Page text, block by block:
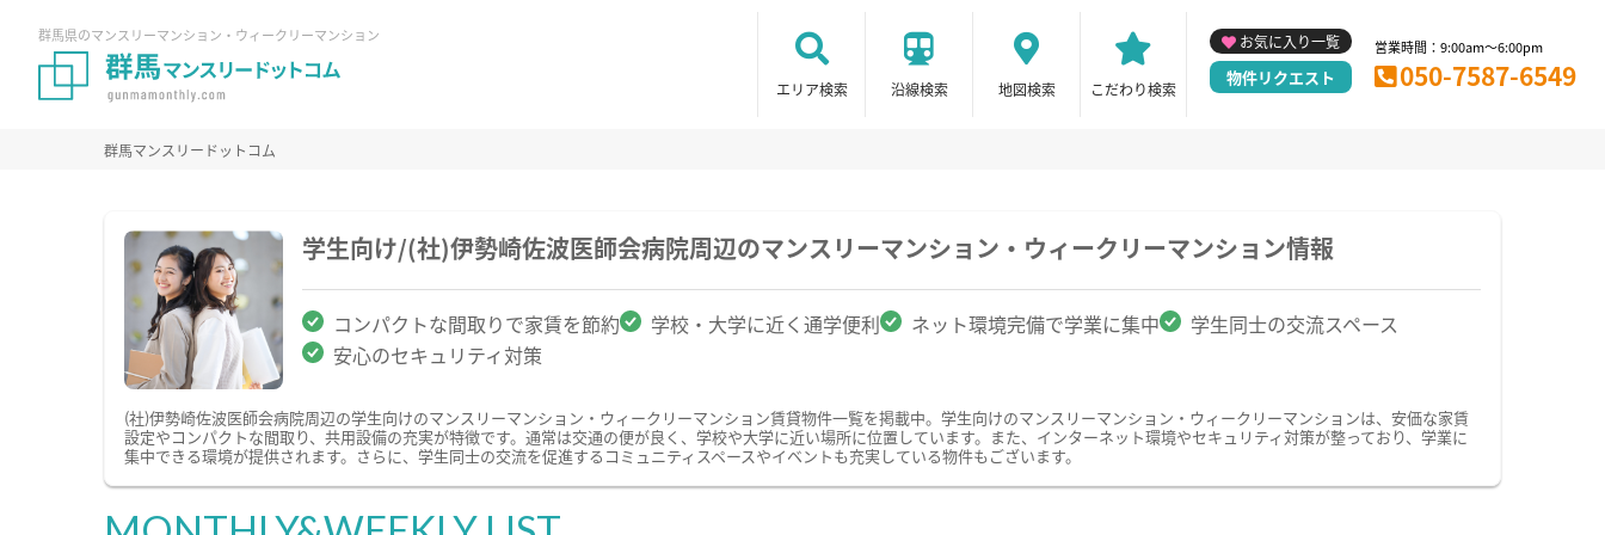
群馬県のマンスリーマンション・ウィークリーマンション
エリア検索 沿線検索 地図検索 こだわり検索
お気に入り一覧
物件リクエスト
営業時間：9:00am～6:00pm
050-7587-6549
群馬マンスリードットコム
学生向け/(社)伊勢崎佐波医師会病院周辺のマンスリーマンション・ウィークリーマンション情報
コンパクトな間取りで家賃を節約 学校・大学に近く通学便利 ネット環境完備で学業に集中
学生同士の交流スペース
安心のセキュリティ対策
(社)伊勢崎佐波医師会病院周辺の学生向けのマンスリーマンション・ウィークリーマンション賃貸物件一覧を掲載中。学生向けのマンスリーマンション・ウィークリーマンションは、安価な家賃
設定やコンパクトな間取り、共用設備の充実が特徴です。通常は交通の便が良く、学校や大学に近い場所に位置しています。また、インターネット環境やセキュリティ対策が整っており、学業に
集中できる環境が提供されます。さらに、学生同士の交流を促進するコミュニティスペースやイベントも充実している物件もございます。